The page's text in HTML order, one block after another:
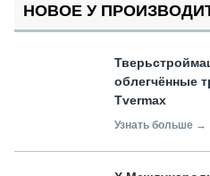
НОВОЕ У
облегчённые
Tvermax
Узнать больше →